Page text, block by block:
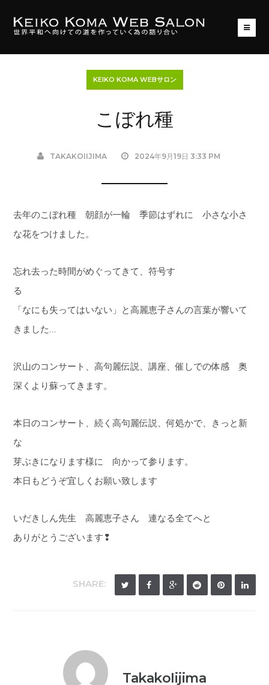
KEIKO KOMA WEBサロン
こぼれ種
TAKAKOIIJIMA 2024年9月19日 3:33 PM
去年のこぼれ種 朝顔が一輪 季節はずれに 小さな小さ
な花をつけました。
忘れ去った時間がめぐってきて、符号す
る
「なにも失ってはいない」と高麗恵子さんの言葉が響いて
きました…
沢山のコンサート、高句麗伝説、講座、催しでの体感 奥
深くより蘇ってきます。
本日のコンサート、続く高句麗伝説、何処かで、きっと新
な
芽ぶきになります様に 向かって参ります。
本日もどうぞ宜しくお願い致します
いだきしん先生 高麗恵子さん 連なる全てへと
ありがとうございます❢
SHARE:
TakakoIijima